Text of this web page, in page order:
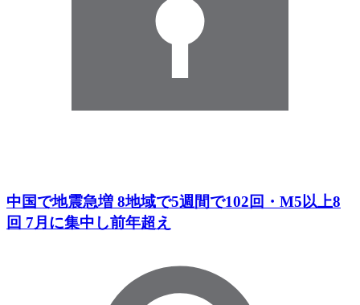
中国で地震急増 8地域で5週間で102回・M5以上8
回 7月に集中し前年超え